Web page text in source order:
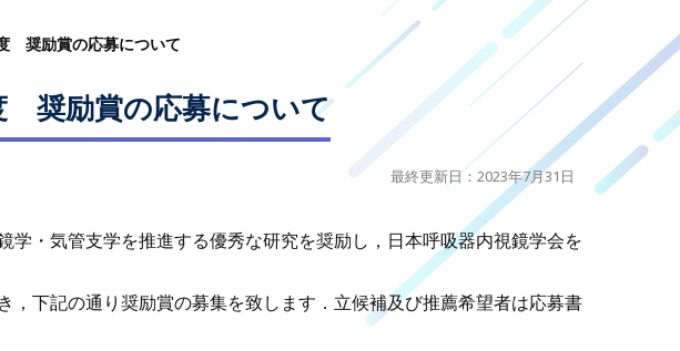
奨励賞の応募について
奨励賞の応募について
最終更新日：2023年7月31日
・気管支学を推進する優秀な研究を奨励し，日本呼吸器内視鏡学会を
下記の通り奨励賞の募集を致します．立候補及び推薦希望者は応募書